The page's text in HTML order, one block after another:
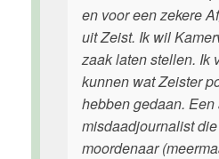
en voor een zekere
uit Zeist. Ik wil
zaak laten stellen. Ik
kunnen wat Zeister
hebben gedaan. Een
misdaadjournalist
moordenaar